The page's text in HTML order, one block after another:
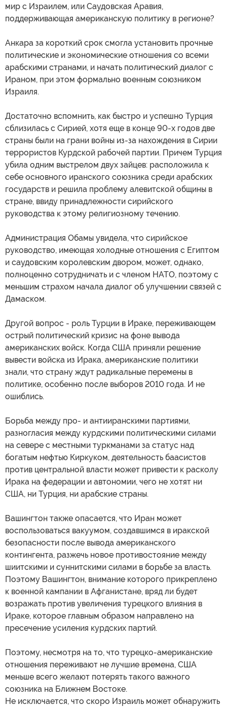
мир с Израилем, или Саудовская Аравия,
поддерживающая американскую политику в регионе?
Анкара за короткий срок смогла установить прочные
политические и экономические отношения со всеми
арабскими странами, и начать политический диалог с
Ираном, при этом формально военным союзником
Израиля.
Достаточно вспомнить, как быстро и успешно Турция
сблизилась с Сирией, хотя еще в конце 90-х годов две
страны были на грани войны из-за нахождения в Сирии
террористов Курдской рабочей партии. Причем Турция
убила одним выстрелом двух зайцев: расположила к
себе основного иранского союзника среди арабских
государств и решила проблему алевитской общины в
стране, ввиду принадлежности сирийского
руководства к этому религиозному течению.
Администрация Обамы увидела, что сирийское
руководство, имеющая холодные отношения с Египтом
и саудовским королевским двором, может, однако,
полноценно сотрудничать и с членом НАТО, поэтому с
меньшим страхом начала диалог об улучшении связей с
Дамаском.
Другой вопрос - роль Турции в Ираке, переживающем
острый политический кризис на фоне вывода
американских войск. Когда США приняли решение
вывести войска из Ирака, американские политики
знали, что страну ждут радикальные перемены в
политике, особенно после выборов 2010 года. И не
ошиблись.
Борьба между про- и антииранскими партиями,
разногласия между курдскими политическими силами
на севере с местными туркманами за статус над
богатым нефтью Киркуком, деятельность баасистов
против центральной власти может привести к расколу
Ирака на федерации и автономии, чего не хотят ни
США, ни Турция, ни арабские страны.
Вашингтон также опасается, что Иран может
воспользоваться вакуумом, создавшимся в иракской
безопасности после вывода американского
контингента, разжечь новое противостояние между
шиитскими и суннитскими силами в борьбе за власть.
Поэтому Вашингтон, внимание которого прикреплено
к военной кампании в Афганистане, вряд ли будет
возражать против увеличения турецкого влияния в
Ираке, которое главным образом направлено на
пресечение усиления курдских партий.
Поэтому, несмотря на то, что турецко-американские
отношения переживают не лучшие времена, США
меньше всего желают потерять такого важного
союзника на Ближнем Востоке.
Не исключается, что скоро Израиль может обнаружить